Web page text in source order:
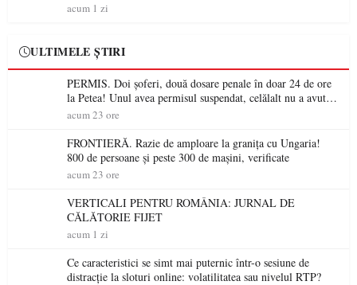
acum 1 zi
ULTIMELE ȘTIRI
PERMIS. Doi șoferi, două dosare penale în doar 24 de ore
la Petea! Unul avea permisul suspendat, celălalt nu a avut
niciodată permis
acum 23 ore
FRONTIERĂ. Razie de amploare la granița cu Ungaria!
800 de persoane și peste 300 de mașini, verificate
acum 23 ore
VERTICALI PENTRU ROMÂNIA: JURNAL DE
CĂLĂTORIE FIJET
acum 1 zi
Ce caracteristici se simt mai puternic într-o sesiune de
distracție la sloturi online: volatilitatea sau nivelul RTP?